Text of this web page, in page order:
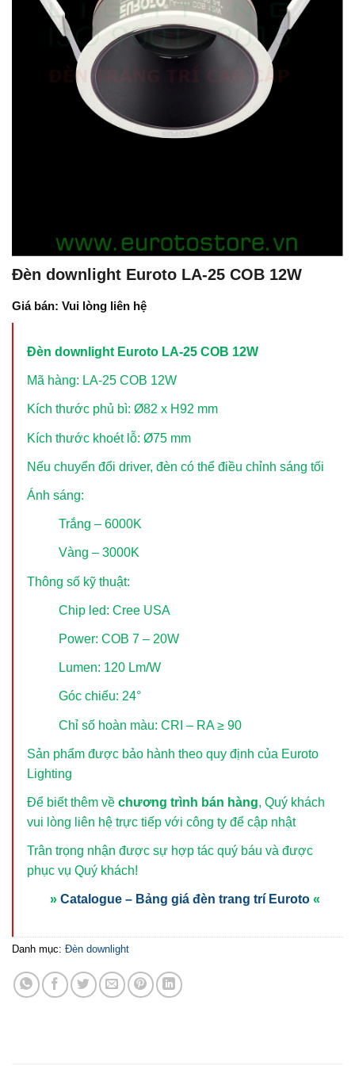
Đèn downlight Euroto LA-25 COB 12W
Giá bán: Vui lòng liên hệ
Đèn downlight Euroto LA-25 COB 12W
Mã hàng: LA-25 COB 12W
Kích thước phủ bì: Ø82 x H92 mm
Kích thước khoét lỗ: Ø75 mm
Nếu chuyển đổi driver, đèn có thể điều chỉnh sáng tối
Ánh sáng:
Trắng – 6000K
Vàng – 3000K
Thông số kỹ thuật:
Chip led: Cree USA
Power: COB 7 – 20W
Lumen: 120 Lm/W
Góc chiếu: 24°
Chỉ số hoàn màu: CRI – RA ≥ 90
Sản phẩm được bảo hành theo quy định của Euroto
Lighting
Để biết thêm về chương trình bán hàng, Quý khách
vui lòng liên hệ trực tiếp với công ty để cập nhật
Trân trọng nhận được sự hợp tác quý báu và được
phục vụ Quý khách!
» Catalogue – Bảng giá đèn trang trí Euroto «
Danh mục: Đèn downlight